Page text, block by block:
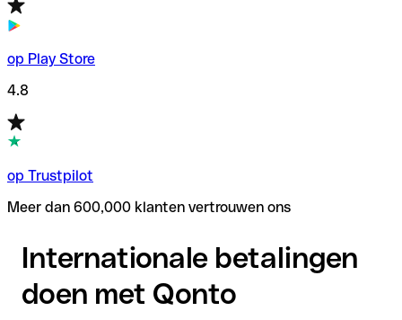
op Play Store
4.8
op Trustpilot
Meer dan 600,000 klanten vertrouwen ons
Internationale betalingen
doen met Qonto